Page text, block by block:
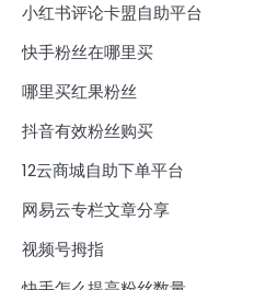
小红书评论卡盟自助平台
快手粉丝在哪里买
哪里买红果粉丝
抖音有效粉丝购买
12云商城自助下单平台
网易云专栏文章分享
视频号拇指